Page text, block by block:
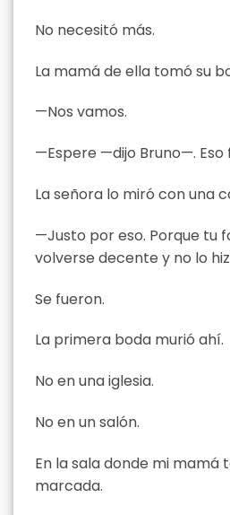
No necesitó más.
La mamá de ella tomó su
—Nos vamos.
—Espere —dijo Bruno—. Eso
La señora lo miró con una
—Justo por eso. Porque tu
volverse decente y no lo
Se fueron.
La primera boda murió ahí.
No en una iglesia.
No en un salón.
En la sala donde mi
marcada.